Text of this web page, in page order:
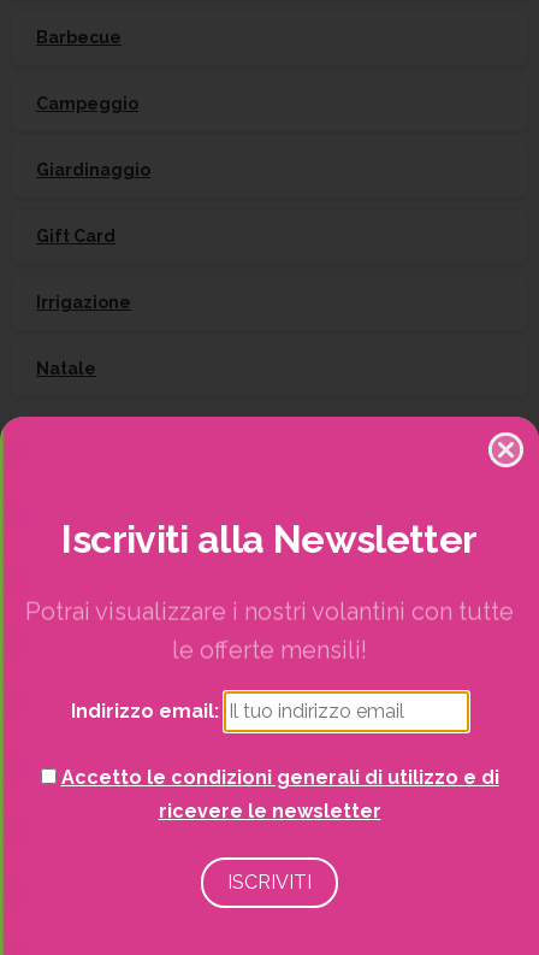
Barbecue
Campeggio
Giardinaggio
Gift Card
Irrigazione
Natale
Strutture da esterno
Vasi
Iscriviti alla Newsletter
Potrai visualizzare i nostri volantini con tutte
le offerte mensili!
Indirizzo email:
Accetto le condizioni generali di utilizzo e di
ricevere le newsletter